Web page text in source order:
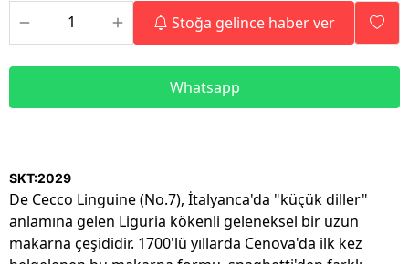
Stoğa gelince haber ver
Whatsapp
SKT:2029
De Cecco Linguine (No.7), İtalyanca'da "küçük diller"
anlamına gelen Liguria kökenli geleneksel bir uzun
makarna çeşididir. 1700'lü yıllarda Cenova'da ilk kez